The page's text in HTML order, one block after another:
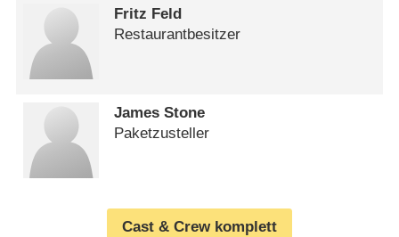
Fritz Feld
Restaurantbesitzer
James Stone
Paketzusteller
Cast & Crew komplett